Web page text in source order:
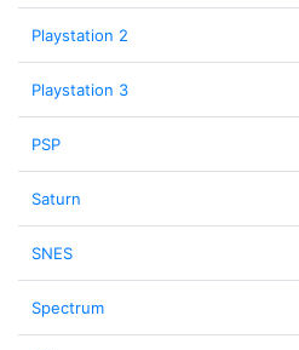
Playstation 2
Playstation 3
PSP
Saturn
SNES
Spectrum